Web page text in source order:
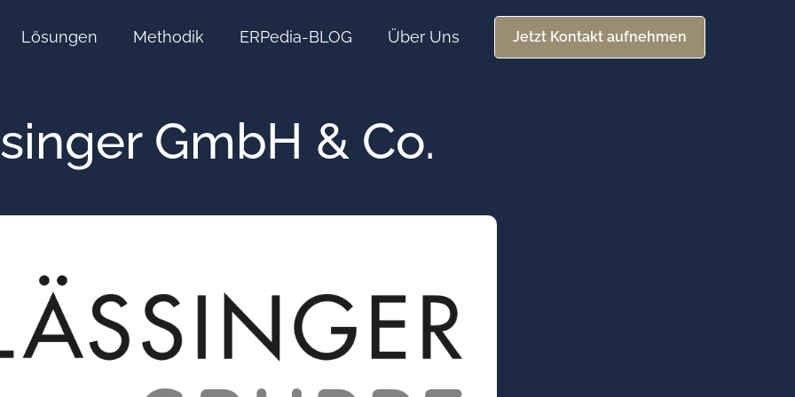
Lösungen Methodik ERPedia-BLOG Über Uns Jetzt Kontakt aufnehmen
GmbH & Co.